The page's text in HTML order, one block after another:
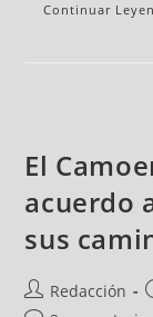
Continuar
El
acuerdo
sus
Redacción